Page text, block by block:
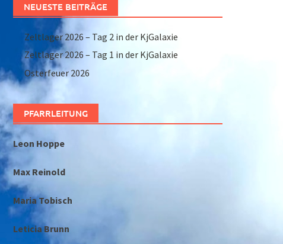
NEUESTE BEITRÄGE
Zeltlager 2026 – Tag 2 in der KjGalaxie
Zeltlager 2026 – Tag 1 in der KjGalaxie
Osterfeuer 2026
PFARRLEITUNG
Leon Hoppe
Max Reinold
Maria Tobisch
Leticia Brunn